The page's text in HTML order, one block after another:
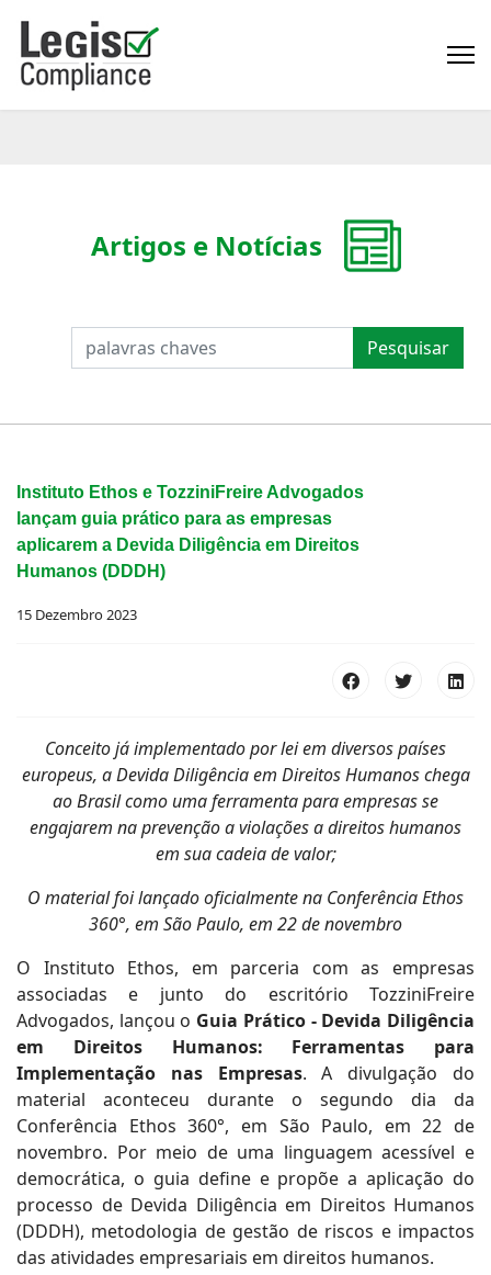
PESQUISAR Pesquisar
Artigos e Notícias
Instituto Ethos e TozziniFreire Advogados
lançam guia prático para as empresas
aplicarem a Devida Diligência em Direitos
Humanos (DDDH)
15 Dezembro 2023
Conceito já implementado por lei em diversos países
europeus, a Devida Diligência em Direitos Humanos chega
ao Brasil como uma ferramenta para empresas se
engajarem na prevenção a violações a direitos humanos
em sua cadeia de valor;
O material foi lançado oficialmente na Conferência Ethos
360°, em São Paulo, em 22 de novembro
O Instituto Ethos, em parceria com as empresas
associadas e junto do escritório TozziniFreire
Advogados, lançou o Guia Prático - Devida Diligência
em Direitos Humanos: Ferramentas para
Implementação nas Empresas. A divulgação do
material aconteceu durante o segundo dia da
Conferência Ethos 360°, em São Paulo, em 22 de
novembro. Por meio de uma linguagem acessível e
democrática, o guia define e propõe a aplicação do
processo de Devida Diligência em Direitos Humanos
(DDDH), metodologia de gestão de riscos e impactos
das atividades empresariais em direitos humanos.